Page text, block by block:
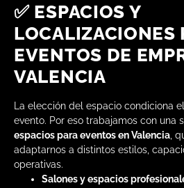
✅ ESPACIOS Y
LOCALIZACIONES
EVENTOS DE
VALENCIA
La elección del espacio condiciona
evento. Por eso trabajamos con una
espacios para eventos en Valencia ,
adaptarnos a distintos estilos,
operativas.
Salones y espacios